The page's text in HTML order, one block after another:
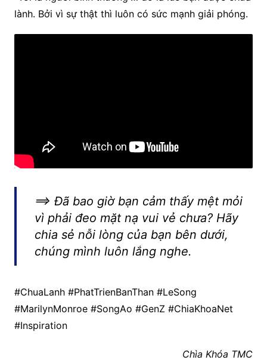
lành. Bởi vì sự thật thì luôn có sức mạnh giải phóng.
==> Đã bao giờ bạn cảm thấy mệt mỏi
vì phải đeo mặt nạ vui vẻ chưa? Hãy
chia sẻ nỗi lòng của bạn bên dưới,
chúng mình luôn lắng nghe.
#ChuaLanh #PhatTrienBanThan #LeSong
#MarilynMonroe #SongAo #GenZ #ChiaKhoaNet
#Inspiration
Chìa Khóa TMC